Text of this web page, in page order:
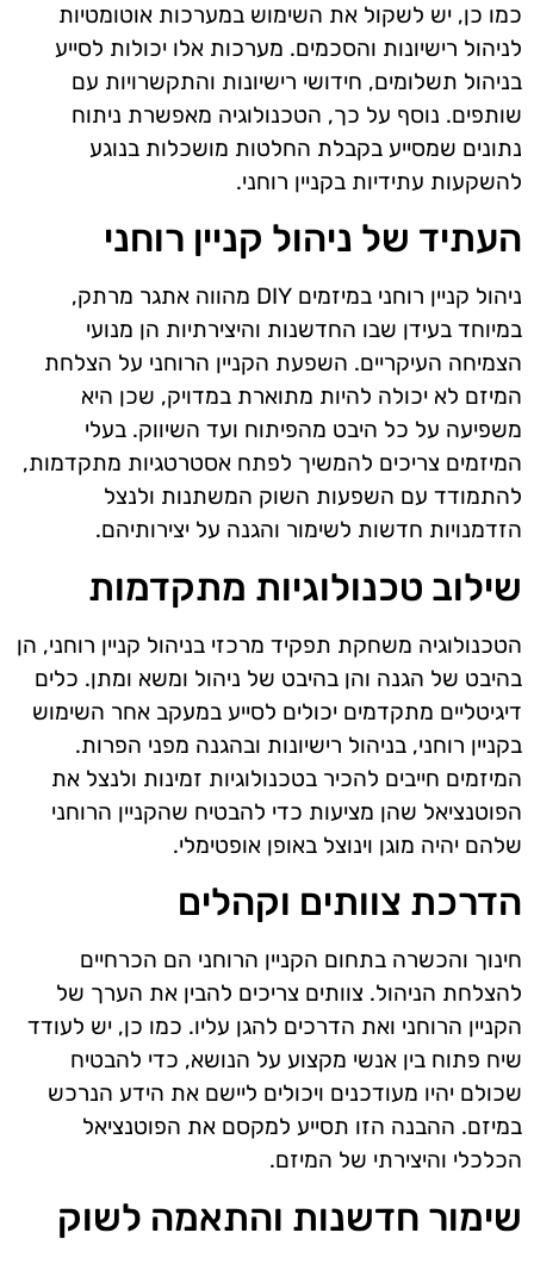
כמו כן, יש לשקול את השימוש במערכות אוטומטיות
לניהול רישיונות והסכמים. מערכות אלו יכולות לסייע
בניהול תשלומים, חידושי רישיונות והתקשרויות עם
שותפים. נוסף על כך, הטכנולוגיה מאפשרת ניתוח
נתונים שמסייע בקבלת החלטות מושכלות בנוגע
להשקעות עתידיות בקניין רוחני.
העתיד של ניהול קניין רוחני
ניהול קניין רוחני במיזמים DIY מהווה אתגר מרתק,
במיוחד בעידן שבו החדשנות והיצירתיות הן מנועי
הצמיחה העיקריים. השפעת הקניין הרוחני על הצלחת
המיזם לא יכולה להיות מתוארת במדויק, שכן היא
משפיעה על כל היבט מהפיתוח ועד השיווק. בעלי
המיזמים צריכים להמשיך לפתח אסטרטגיות מתקדמות,
להתמודד עם השפעות השוק המשתנות ולנצל
הזדמנויות חדשות לשימור והגנה על יצירותיהם.
שילוב טכנולוגיות מתקדמות
הטכנולוגיה משחקת תפקיד מרכזי בניהול קניין רוחני, הן
בהיבט של הגנה והן בהיבט של ניהול ומשא ומתן. כלים
דיגיטליים מתקדמים יכולים לסייע במעקב אחר השימוש
בקניין רוחני, בניהול רישיונות ובהגנה מפני הפרות.
המיזמים חייבים להכיר בטכנולוגיות זמינות ולנצל את
הפוטנציאל שהן מציעות כדי להבטיח שהקניין הרוחני
שלהם יהיה מוגן וינוצל באופן אופטימלי.
הדרכת צוותים וקהלים
חינוך והכשרה בתחום הקניין הרוחני הם הכרחיים
להצלחת הניהול. צוותים צריכים להבין את הערך של
הקניין הרוחני ואת הדרכים להגן עליו. כמו כן, יש לעודד
שיח פתוח בין אנשי מקצוע על הנושא, כדי להבטיח
שכולם יהיו מעודכנים ויכולים ליישם את הידע הנרכש
במיזם. ההבנה הזו תסייע למקסם את הפוטנציאל
הכלכלי והיצירתי של המיזם.
שימור חדשנות והתאמה לשוק